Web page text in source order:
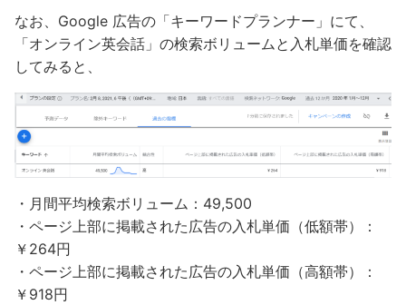
なお、Google 広告の「キーワードプランナー」にて、
「オンライン英会話」の検索ボリュームと入札単価を確認
してみると、
・月間平均検索ボリューム：49,500
・ページ上部に掲載された広告の入札単価（低額帯）：
￥264円
・ページ上部に掲載された広告の入札単価（高額帯）：
￥918円